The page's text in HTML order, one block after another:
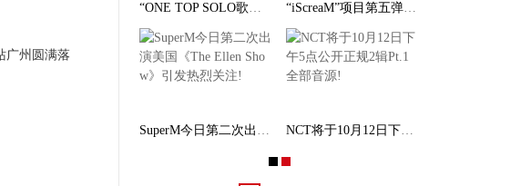
广州圆满落
“ONE TOP SOLO歌手”归来 EXO成员BAEKHYUN将于 “iScreaM”项目第五弹!泰民《Criminal》Remix
SuperM今日第二次出演美国《The Ellen Show》引 NCT将于10月12日下午5点公开正规2辑Pt.1全部音